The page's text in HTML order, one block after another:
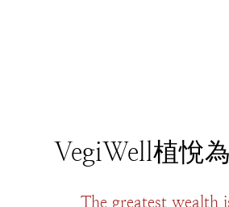
VegiWell植悅
The greatest wealth